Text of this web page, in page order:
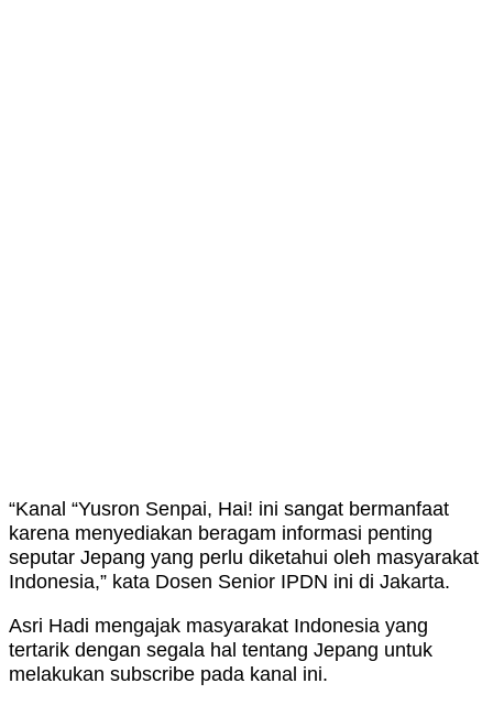
“Kanal “Yusron Senpai, Hai! ini sangat bermanfaat
karena menyediakan beragam informasi penting
seputar Jepang yang perlu diketahui oleh masyarakat
Indonesia,” kata Dosen Senior IPDN ini di Jakarta.
Asri Hadi mengajak masyarakat Indonesia yang
tertarik dengan segala hal tentang Jepang untuk
melakukan subscribe pada kanal ini.